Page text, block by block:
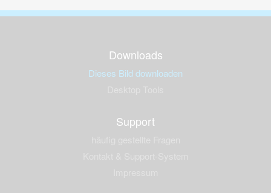
Downloads
Dieses Bild downloaden
Support